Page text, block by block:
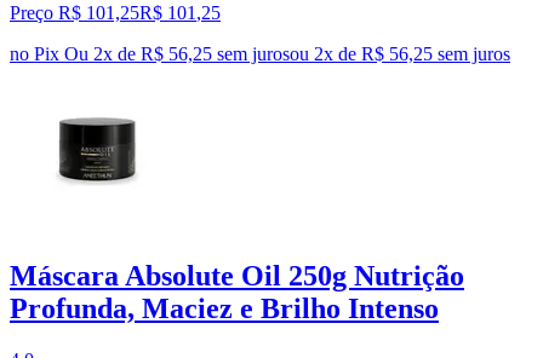
Preço R$ 101,25R$ 101 ,25
no Pix Ou 2x de R$ 56,25 sem jurosou 2x de R$ 56,25 sem juros
Máscara Absolute Oil 250g Nutrição
Profunda, Maciez e Brilho Intenso